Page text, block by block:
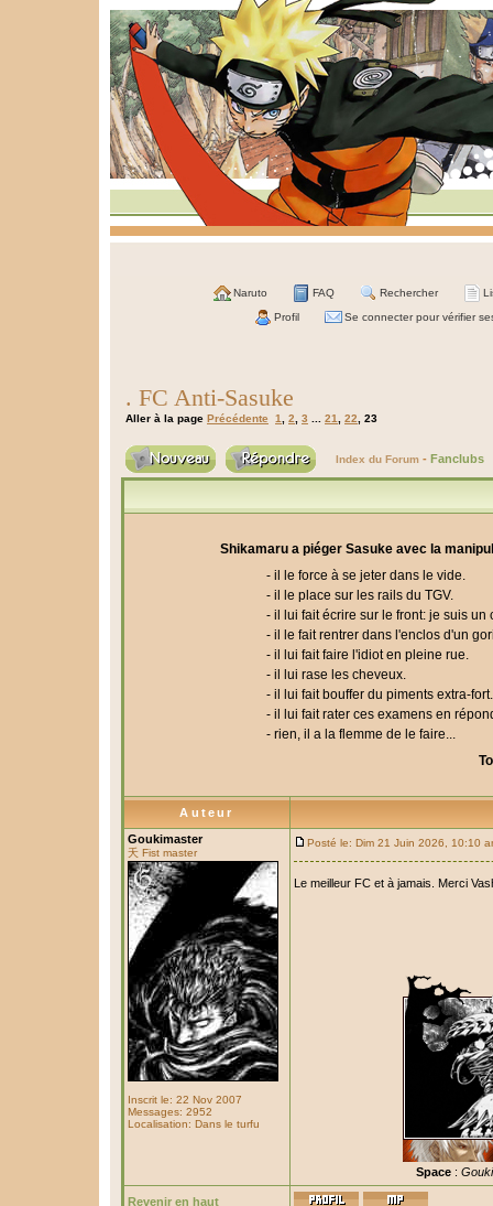
Naruto FAQ Rechercher
Profil Se connecter pour vérifier
. FC Anti-Sasuke
Aller à la page Précédente 1 2 3 21 22 23
Index du Forum - Fanclubs
Shikamaru a piéger Sasuke avec la
- il le force à se jeter dans le vide.
- il le place sur les rails du TGV.
- il lui fait écrire sur le front: je suis un
- il le fait rentrer dans l'enclos d'un
- il lui fait faire l'idiot en pleine rue.
- il lui rase les cheveux.
- il lui fait bouffer du piments extra-fort.
- il lui fait rater ces examens en
- rien, il a la flemme de le faire...
Auteur
Goukimaster
夭 Fist master
Inscrit le: 22 Nov 2007
Messages: 2952
Localisation: Dans le turfu
Posté le: Dim 21 Juin 2026, 10:10
Le meilleur FC et à jamais. Merci
Space :
Revenir en haut